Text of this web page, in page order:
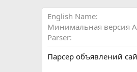
д
и
English Name
Минимальная версия
Parser
Парсер объявлений